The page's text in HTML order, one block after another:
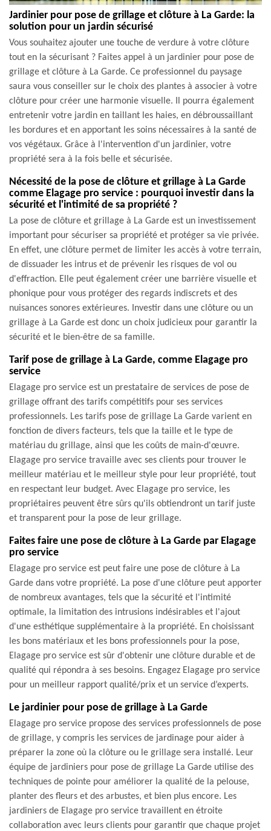
Jardinier pour pose de grillage et clôture à La Garde: la
solution pour un jardin sécurisé
Vous souhaitez ajouter une touche de verdure à votre clôture
tout en la sécurisant ? Faites appel à un jardinier pour pose de
grillage et clôture à La Garde. Ce professionnel du paysage
saura vous conseiller sur le choix des plantes à associer à votre
clôture pour créer une harmonie visuelle. Il pourra également
entretenir votre jardin en taillant les haies, en débroussaillant
les bordures et en apportant les soins nécessaires à la santé de
vos végétaux. Grâce à l'intervention d'un jardinier, votre
propriété sera à la fois belle et sécurisée.
Nécessité de la pose de clôture et grillage à La Garde
comme Elagage pro service : pourquoi investir dans la
sécurité et l'intimité de sa propriété ?
La pose de clôture et grillage à La Garde est un investissement
important pour sécuriser sa propriété et protéger sa vie privée.
En effet, une clôture permet de limiter les accès à votre terrain,
de dissuader les intrus et de prévenir les risques de vol ou
d'effraction. Elle peut également créer une barrière visuelle et
phonique pour vous protéger des regards indiscrets et des
nuisances sonores extérieures. Investir dans une clôture ou un
grillage à La Garde est donc un choix judicieux pour garantir la
sécurité et le bien-être de sa famille.
Tarif pose de grillage à La Garde, comme Elagage pro
service
Elagage pro service est un prestataire de services de pose de
grillage offrant des tarifs compétitifs pour ses services
professionnels. Les tarifs pose de grillage La Garde varient en
fonction de divers facteurs, tels que la taille et le type de
matériau du grillage, ainsi que les coûts de main-d'œuvre.
Elagage pro service travaille avec ses clients pour trouver le
meilleur matériau et le meilleur style pour leur propriété, tout
en respectant leur budget. Avec Elagage pro service, les
propriétaires peuvent être sûrs qu'ils obtiendront un tarif juste
et transparent pour la pose de leur grillage.
Faites faire une pose de clôture à La Garde par Elagage
pro service
Elagage pro service est peut faire une pose de clôture à La
Garde dans votre propriété. La pose d'une clôture peut apporter
de nombreux avantages, tels que la sécurité et l'intimité
optimale, la limitation des intrusions indésirables et l'ajout
d'une esthétique supplémentaire à la propriété. En choisissant
les bons matériaux et les bons professionnels pour la pose,
Elagage pro service est sûr d'obtenir une clôture durable et de
qualité qui répondra à ses besoins. Engagez Elagage pro service
pour un meilleur rapport qualité/prix et un service d’experts.
Le jardinier pour pose de grillage à La Garde
Elagage pro service propose des services professionnels de pose
de grillage, y compris les services de jardinage pour aider à
préparer la zone où la clôture ou le grillage sera installé. Leur
équipe de jardiniers pour pose de grillage La Garde utilise des
techniques de pointe pour améliorer la qualité de la pelouse,
planter des fleurs et des arbustes, et bien plus encore. Les
jardiniers de Elagage pro service travaillent en étroite
collaboration avec leurs clients pour garantir que chaque projet